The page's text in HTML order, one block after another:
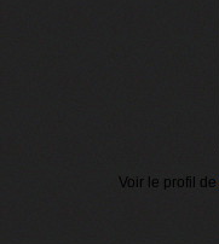
Voir le profil de